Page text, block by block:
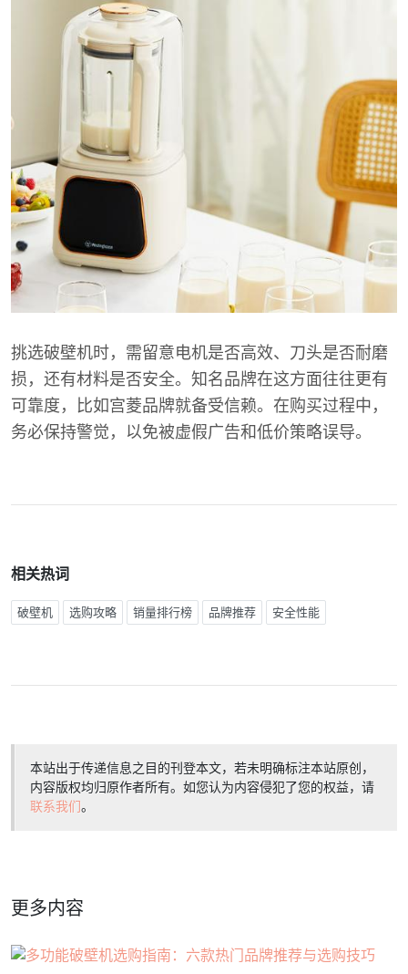
挑选破壁机时，需留意电机是否高效、刀头是否耐磨
损，还有材料是否安全。知名品牌在这方面往往更有
可靠度，比如宫菱品牌就备受信赖。在购买过程中，
务必保持警觉，以免被虚假广告和低价策略误导。
相关热词
破壁机 选购攻略 销量排行榜 品牌推荐 安全性能
本站出于传递信息之目的刊登本文，若未明确标注本站原创，
内容版权均归原作者所有。如您认为内容侵犯了您的权益，请
联系我们。
更多内容